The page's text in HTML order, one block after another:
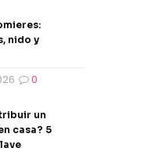
nido y
0
un
casa? 5